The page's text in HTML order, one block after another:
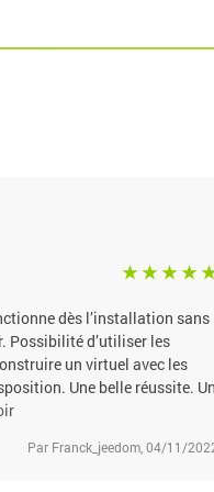
dès l’installation sans
Possibilité d’utiliser les
un virtuel avec les
Une belle réussite.
Par Franck_jeedom, 04/11/